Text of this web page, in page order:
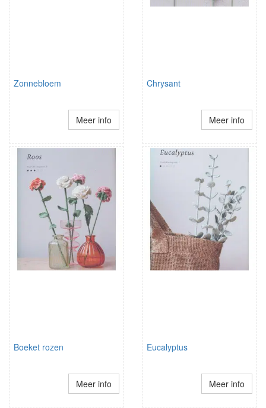
Zonnebloem
Meer info
Chrysant
Meer info
Boeket rozen
Meer info
Eucalyptus
Meer info